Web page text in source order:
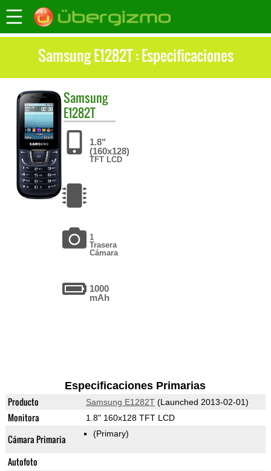
Samsung E1282T : Especificaciones
Samsung
E1282T
1.8"
(160x128)
TFT LCD
1
Trasera
Cámara
1000
mAh
Especificaciones Primarias
Producto Samsung E1282T(Launched 2013-02-01)
Monitora 1.8" 160x128 TFT LCD
Cámara Primaria (Primary)
Autofoto